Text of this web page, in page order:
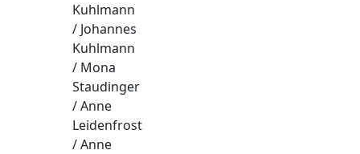
Kuhlmann
/ Johannes
Kuhlmann
/ Mona
Staudinger
/ Anne
Leidenfrost
/ Anne